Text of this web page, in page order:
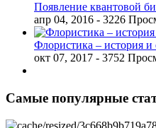
Появление квантовой
апр 04, 2016 - 3226
Флористика – история и
окт 07, 2017 - 3752
Самые популярные